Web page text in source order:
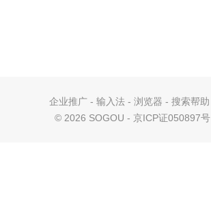
企业推广 - 输入法 - 浏览器 - 搜索帮助
© 2026 SOGOU - 京ICP证050897号